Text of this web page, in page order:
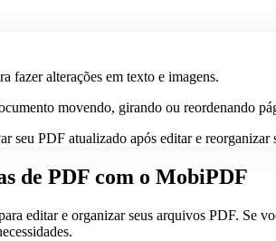
fazer alterações em texto e imagens.
movendo, girando ou reordenando
seu PDF atualizado após editar e reorganizar
de PDF com o MobiPDF
editar e organizar seus arquivos PDF. Se